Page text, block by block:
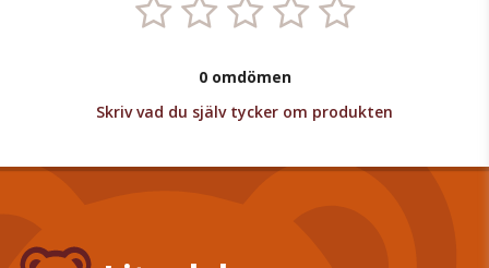
0 omdömen
Skriv vad du själv tycker om produkten